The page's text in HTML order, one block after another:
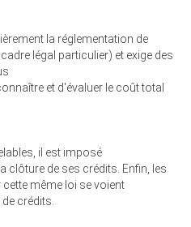
la réglementation de
légal particulier) et exige des
et d'évaluer le coût total
il est imposé
clôture de ses crédits. Enfin, les
même loi se voient
crédits.